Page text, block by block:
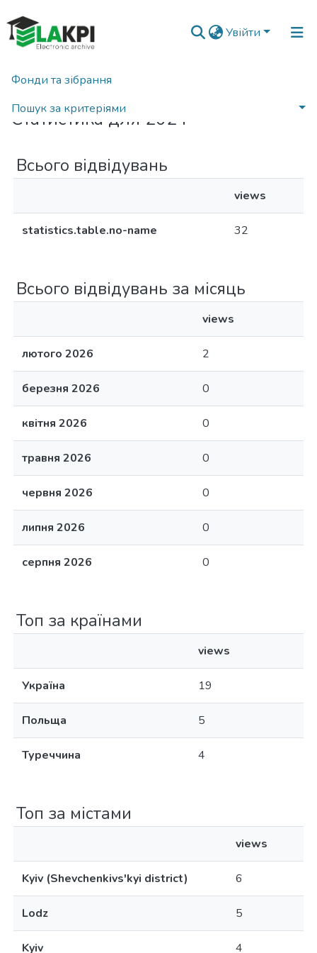
Увійти
Фонди та зібрання
Пошук за критеріями
Головна Статистика
Статистика для 2024
Всього відвідувань
views
statistics.table.no-name 32
Всього відвідувань за місяць
views
лютого 2026 2
березня 2026 0
квітня 2026 0
травня 2026 0
червня 2026 0
липня 2026 0
серпня 2026 0
Топ за країнами
views
Україна 19
Польща 5
Туреччина 4
Топ за містами
views
Kyiv (Shevchenkivs'kyi district) 6
Lodz 5
Kyiv 4